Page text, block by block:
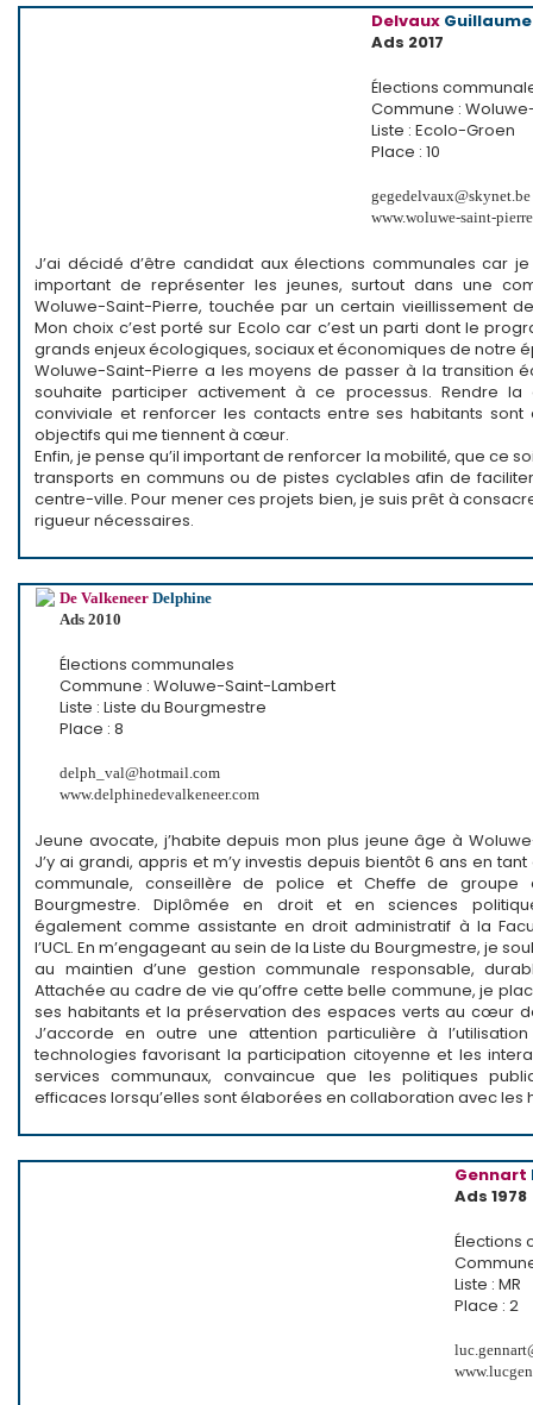
Delvaux Guillaume
Ads 2017
Élections
Commune :
Liste : Ecolo-Groen
Place : 10
gegedelvaux@skynet.be
www.woluwe-saint-
J’ai décidé d’être candidat aux élections communales car
important de représenter les jeunes, surtout dans une
Woluwe-Saint-Pierre, touchée par un certain vieillissement
Mon choix c’est porté sur Ecolo car c’est un parti dont le
grands enjeux écologiques, sociaux et économiques de notre
Woluwe-Saint-Pierre a les moyens de passer à la transition
souhaite participer activement à ce processus. Rendre la
conviviale et renforcer les contacts entre ses habitants sont
objectifs qui me tiennent à cœur.
Enfin, je pense qu’il important de renforcer la mobilité, que ce
transports en communs ou de pistes cyclables afin de
centre-ville. Pour mener ces projets bien, je suis prêt à
rigueur nécessaires.
De Valkeneer Delphine
Ads 2010
Élections communales
Commune : Woluwe-Saint-Lambert
Liste : Liste du Bourgmestre
Place : 8
delph_val@hotmail.com
www.delphinedevalkeneer.com
Jeune avocate, j’habite depuis mon plus jeune âge à
J’y ai grandi, appris et m’y investis depuis bientôt 6 ans en
communale, conseillère de police et Cheffe de groupe
Bourgmestre. Diplômée en droit et en sciences
également comme assistante en droit administratif à la
l’UCL. En m’engageant au sein de la Liste du Bourgmestre, je
au maintien d’une gestion communale responsable,
Attachée au cadre de vie qu’offre cette belle commune, je
ses habitants et la préservation des espaces verts au cœur
J’accorde en outre une attention particulière à
technologies favorisant la participation citoyenne et les
services communaux, convaincue que les politiques
efficaces lorsqu’elles sont élaborées en collaboration avec les
Gennart
Ads 1978
Élections
Liste : MR
Place : 2